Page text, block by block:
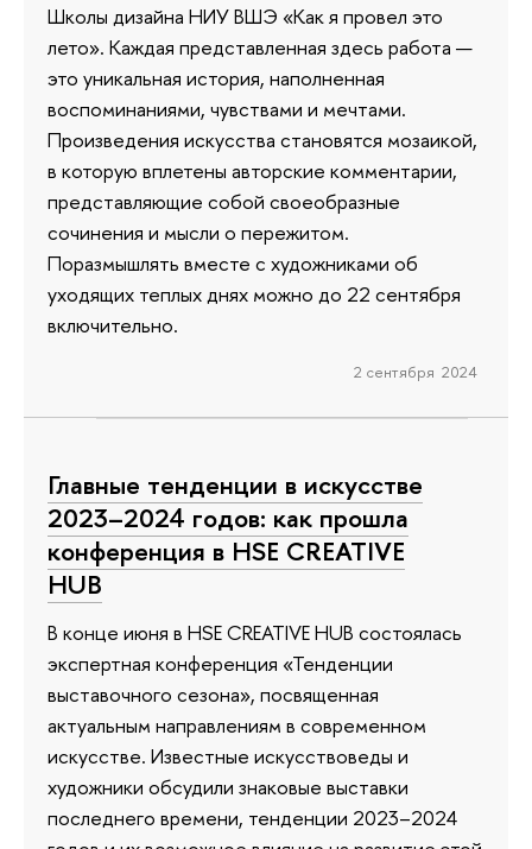
Школы дизайна НИУ ВШЭ «Как я провел это
лето». Каждая представленная здесь работа —
это уникальная история, наполненная
воспоминаниями, чувствами и мечтами.
Произведения искусства становятся мозаикой,
в которую вплетены авторские комментарии,
представляющие собой своеобразные
сочинения и мысли о пережитом.
Поразмышлять вместе с художниками об
уходящих теплых днях можно до 22 сентября
включительно.
2 сентября 2024
Главные тенденции в искусстве
2023–2024 годов: как прошла
конференция в HSE CREATIVE
HUB
В конце июня в HSE CREATIVE HUB состоялась
экспертная конференция «Тенденции
выставочного сезона», посвященная
актуальным направлениям в современном
искусстве. Известные искусствоведы и
художники обсудили знаковые выставки
последнего времени, тенденции 2023–2024